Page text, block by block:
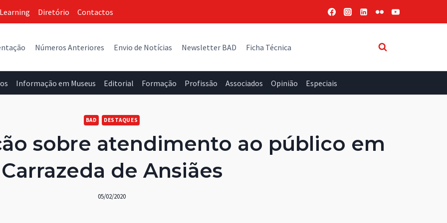
Diretório Contactos
Números Anteriores Envio de Notícias Newsletter BAD Ficha Técnica
Informação em Museus Editorial Formação Profissão Associados Opinião Especiais
BAD DESTAQUES
sobre atendimento ao público em
Carrazeda de Ansiães
05/02/2020